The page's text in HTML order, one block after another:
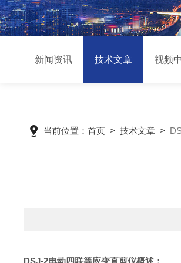
新闻资讯 技术文章 视频
当前位置：首页 >技术文章 >
DSJ-2电动四联等应变直剪仪概述：